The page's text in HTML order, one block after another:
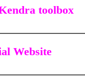
toolbox
Website